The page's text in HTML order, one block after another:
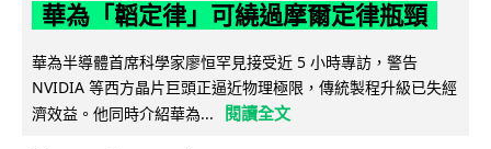
華為「韜定律」可繞過摩爾定律瓶頸
華為半導體首席科學家廖恒罕見接受近 5 小時專訪，警告
NVIDIA 等西方晶片巨頭正逼近物理極限，傳統製程升級已失經
濟效益。他同時介紹華為...
閱讀全文